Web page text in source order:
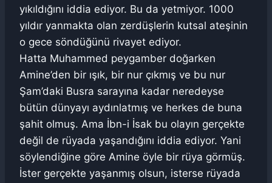
yıkıldığını iddia ediyor. Bu da yetmiyor. 1000
yıldır yanmakta olan zerdüşlerin kutsal ateşinin
o gece söndüğünü rivayet ediyor.
Hatta Muhammed peygamber doğarken
Amine’den bir ışık, bir nur çıkmış ve bu nur
Şam’daki Busra sarayına kadar neredeyse
bütün dünyayı aydınlatmış ve herkes de buna
şahit olmuş. Ama İbn-i İsak bu olayın gerçekte
değil de rüyada yaşandığını iddia ediyor. Yani
söylendiğine göre Amine öyle bir rüya görmüş.
İster gerçekte yaşanmış olsun, isterse rüyada